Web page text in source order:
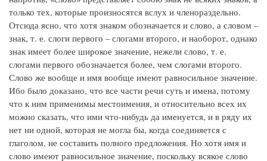
только тех, которые произносятся вслух и членораздельно.
Отсюда ясно, что хотя знаком обозначается и слово, а словом –
знак, т. е. слоги первого – слогами второго, и наоборот, однако
знак имеет более широкое значение, нежели слово, т. е.
слогами первого обозначается более, чем слогами второго.
Слово же вообще и имя вообще имеют равносильное значение.
Ибо было доказано, что все части речи суть и имена, потому
что к ним применимы местоимения, и относительно всех их
можно сказать, что ими что-нибудь да именуется, и в ряду их
нет ни одной, которая не могла бы, когда соединяется с
глаголом, не составить полного предложения. Но хотя имя и
слово имеют равносильное значение, поскольку всякое слово